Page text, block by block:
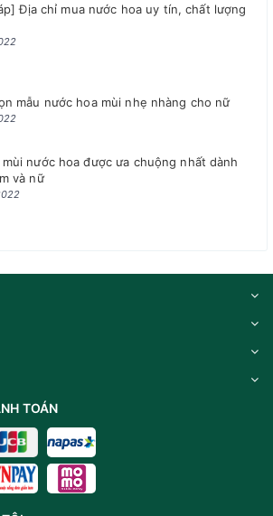
Địa chỉ mua nước hoa uy tín, chất lượng
mẫu nước hoa mùi nhẹ nhàng cho nữ
nước hoa được ưa chuộng nhất dành
và nữ
TOÁN